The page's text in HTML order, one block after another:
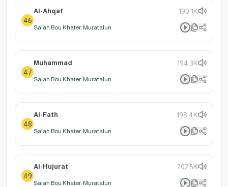
46
Al-Ahqaf 190.1K
Salah Bou Khater: Muratalun
47
Muhammad 194.3K
Salah Bou Khater: Muratalun
48
Al-Fath 198.4K
Salah Bou Khater: Muratalun
49
Al-Hujurat 202.5K
Salah Bou Khater: Muratalun